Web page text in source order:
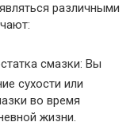
различными
смазки: Вы
сухости или
во время
жизни.